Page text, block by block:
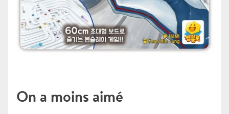
On a moins aimé